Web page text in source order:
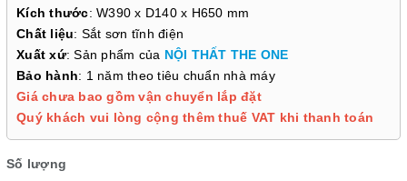
Kích thước: W390 x D140 x H650 mm
Chất liệu: Sắt sơn tĩnh điện
Xuất xứ: Sản phẩm của NỘI THẤT THE ONE
Bảo hành: 1 năm theo tiêu chuẩn nhà máy
Giá chưa bao gồm vận chuyển lắp đặt
Quý khách vui lòng cộng thêm thuế VAT khi thanh toán
Số lượng